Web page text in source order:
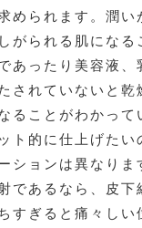
められます。潤
がられる肌にな
あったり美容液
されていないと
ることがわかっ
ト的に仕上げた
ションは異なり
であるなら、皮
すぎると痛々し